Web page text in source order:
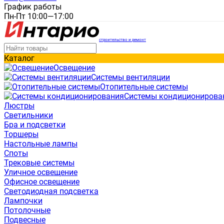
График работы
Пн-Пт 10:00—17:00
строительство и ремонт
Каталог
Освещение
Системы вентиляции
Отопительные системы
Системы
Люстры
Светильники
Бра и подсветки
Торшеры
Настольные лампы
Споты
Трековые системы
Уличное освещение
Офисное освещение
Светодиодная подсветка
Лампочки
Потолочные
Подвесные